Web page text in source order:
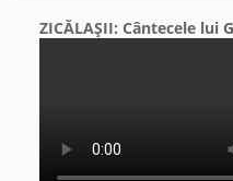
ZICĂLAŞII: Cântecele lui